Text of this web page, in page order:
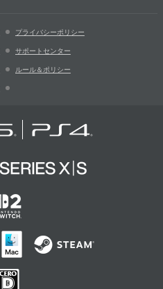
プライバシーポリシー
サポートセンター
ルール＆ポリシー